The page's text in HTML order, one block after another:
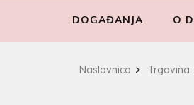
DOGAĐANJA O
Naslovnica > Trgovina